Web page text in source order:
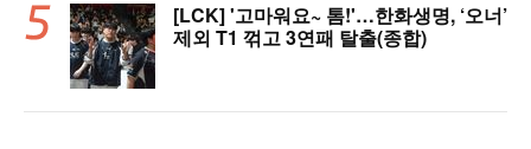
[LCK] '고마워요~ 톰!'…한화생명, ‘오너’
제외 T1 꺾고 3연패 탈출(종합)